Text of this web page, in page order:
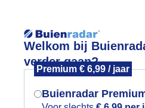
Welkom bij
verder gaan?
Premium € 6,99 / jaar
Buienradar